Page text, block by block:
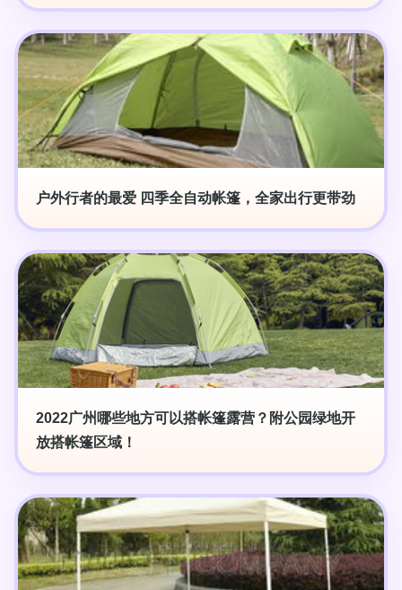
户外行者的最爱 四季全自动帐篷，全家出行更带劲
2022广州哪些地方可以搭帐篷露营？附公园绿地开
放搭帐篷区域！